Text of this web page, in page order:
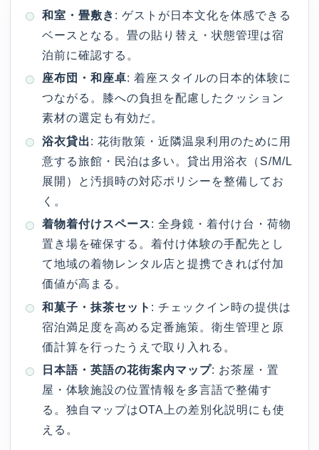
和室・畳敷き : ゲストが日本文化を体感できる
ベースとなる。畳の貼り替え・状態管理は宿
泊前に確認する。
座布団・和座卓: 着座スタイルの日本的体験に
つながる。膝への負担を配慮したクッション
素材の選定も有効だ。
浴衣貸出: 花街散策・近隣温泉利用のために用
意する旅館・民泊は多い。貸出用浴衣（S/M/L
展開）と汚損時の対応ポリシーを整備してお
く。
着物着付けスペース: 全身鏡・着付け台・荷物
置き場を確保する。着付け体験の手配先とし
て地域の着物レンタル店と提携できれば付加
価値が高まる。
和菓子・抹茶セット : チェックイン時の提供は
宿泊満足度を高める定番施策。衛生管理と原
価計算を行ったうえで取り入れる。
日本語・英語の花街案内マップ: お茶屋・置
屋・体験施設の位置情報を多言語で整備す
る。独自マップはOTA上の差別化説明にも使
える。